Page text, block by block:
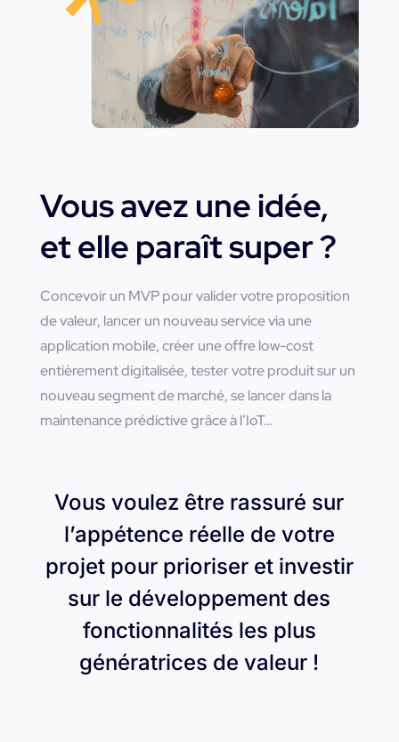
Vous avez une idée,
et elle paraît super ?
Concevoir un MVP pour valider votre proposition
de valeur, lancer un nouveau service via une
application mobile, créer une offre low-cost
entièrement digitalisée, tester votre produit sur un
nouveau segment de marché, se lancer dans la
maintenance prédictive grâce à l’IoT…
Vous voulez être rassuré sur
l’appétence réelle de votre
projet pour prioriser et investir
sur le développement des
fonctionnalités les plus
génératrices de valeur !